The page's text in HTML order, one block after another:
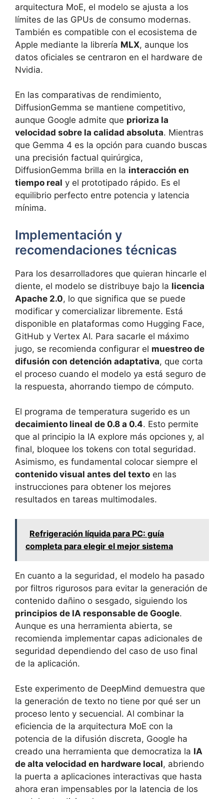
arquitectura MoE, el modelo se ajusta a los
límites de las GPUs de consumo modernas.
También es compatible con el ecosistema de
Apple mediante la librería MLX, aunque los
datos oficiales se centraron en el hardware de
Nvidia.
En las comparativas de rendimiento,
DiffusionGemma se mantiene competitivo,
aunque Google admite que prioriza la
velocidad sobre la calidad absoluta. Mientras
que Gemma 4 es la opción para cuando buscas
una precisión factual quirúrgica,
DiffusionGemma brilla en la interacción en
tiempo real y el prototipado rápido. Es el
equilibrio perfecto entre potencia y latencia
mínima.
Implementación y
recomendaciones técnicas
Para los desarrolladores que quieran hincarle el
diente, el modelo se distribuye bajo la licencia
Apache 2.0, lo que significa que se puede
modificar y comercializar libremente. Está
disponible en plataformas como Hugging Face,
GitHub y Vertex AI. Para sacarle el máximo
jugo, se recomienda configurar el muestreo de
difusión con detención adaptativa, que corta
el proceso cuando el modelo ya está seguro de
la respuesta, ahorrando tiempo de cómputo.
El programa de temperatura sugerido es un
decaimiento lineal de 0.8 a 0.4. Esto permite
que al principio la IA explore más opciones y, al
final, bloquee los tokens con total seguridad.
Asimismo, es fundamental colocar siempre el
contenido visual antes del texto en las
instrucciones para obtener los mejores
resultados en tareas multimodales.
Refrigeración líquida para PC: guía
completa para elegir el mejor sistema
En cuanto a la seguridad, el modelo ha pasado
por filtros rigurosos para evitar la generación de
contenido dañino o sesgado, siguiendo los
principios de IA responsable de Google.
Aunque es una herramienta abierta, se
recomienda implementar capas adicionales de
seguridad dependiendo del caso de uso final
de la aplicación.
Este experimento de DeepMind demuestra que
la generación de texto no tiene por qué ser un
proceso lento y secuencial. Al combinar la
eficiencia de la arquitectura MoE con la
potencia de la difusión discreta, Google ha
creado una herramienta que democratiza la IA
de alta velocidad en hardware local, abriendo
la puerta a aplicaciones interactivas que hasta
ahora eran impensables por la latencia de los